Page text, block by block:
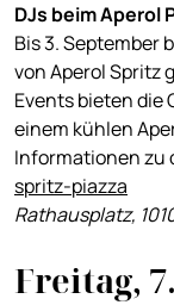
DJs beim Aperol
Bis 3. September
von Aperol Spritz
Events bieten die
einem kühlen
Informationen zu
spritz-piazza
Rathausplatz,
Freitag,